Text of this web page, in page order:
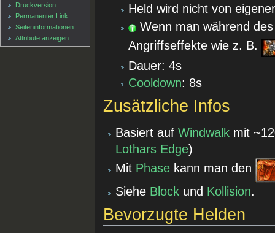
Held wird nicht von
Wenn man während
Angriffseffekte wie z. B.
Dauer: 4s
Cooldown: 8s
Zusätzliche Infos
Basiert aufWindwalk mit
Lothars Edge)
Mit Phase kann man den
Siehe Block und Kollision.
Bevorzugte Helden
Druckversion
Permanenter Link
Seiten­informationen
Attribute anzeigen